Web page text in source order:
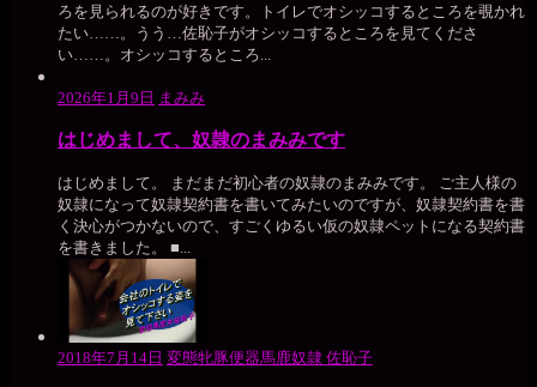
ろを見られるのが好きです。トイレでオシッコするところを覗かれ
たい……。うう…佐恥子がオシッコするところを見てくださ
い……。オシッコするところ...
2026年1月9日 まみみ
はじめまして、奴隷のまみみです
はじめまして。 まだまだ初心者の奴隷のまみみです。 ご主人様の
奴隷になって奴隷契約書を書いてみたいのですが、奴隷契約書を書
く決心がつかないので、すごくゆるい仮の奴隷ペットになる契約書
を書きました。 ■...
2018年7月14日 変態牝豚便器馬鹿奴隷 佐恥子